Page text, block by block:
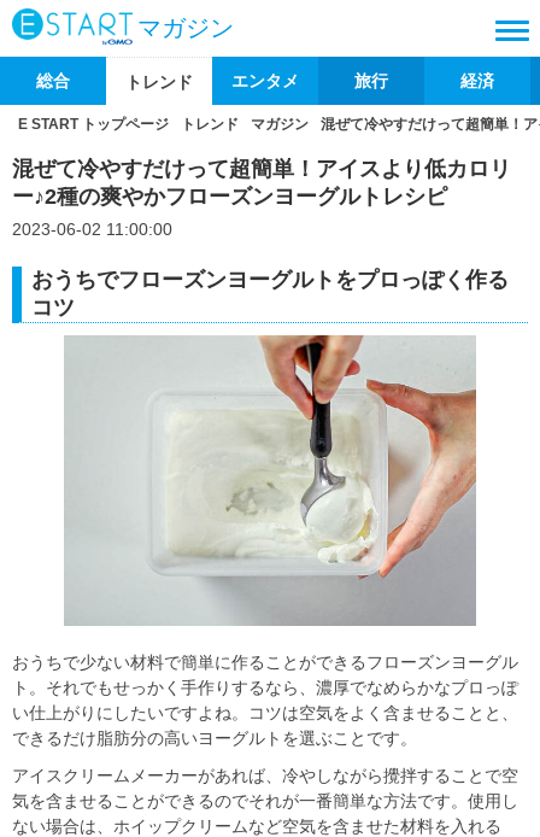
マガジン
総合 トレンド エンタメ 旅行 経済
E START トップページ トレンド マガジン 混ぜて冷やすだけって超簡単！
混ぜて冷やすだけって超簡単！アイスより低カロリ
ー♪2種の爽やかフローズンヨーグルトレシピ
2023-06-02 11:00:00
おうちでフローズンヨーグルトをプロっぽく作る
コツ
おうちで少ない材料で簡単に作ることができるフローズンヨーグル
ト。それでもせっかく手作りするなら、濃厚でなめらかなプロっぽ
い仕上がりにしたいですよね。コツは空気をよく含ませることと、
できるだけ脂肪分の高いヨーグルトを選ぶことです。
アイスクリームメーカーがあれば、冷やしながら攪拌することで空
気を含ませることができるのでそれが一番簡単な方法です。使用し
ない場合は、ホイップクリームなど空気を含ませた材料を入れる